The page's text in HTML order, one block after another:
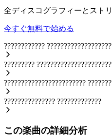
全ディスコグラフィーとスト
今すぐ無料で始める
????????????
?????????
????????????????????????
??????????????? ?????????????
この楽曲の詳細分析